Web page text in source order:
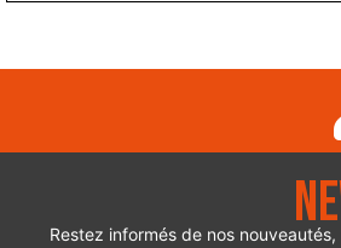
Restez informés de nos